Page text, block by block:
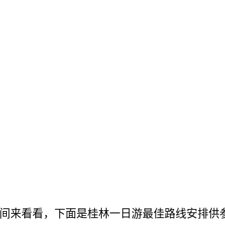
来看看，下面是桂林一日游最佳路线安排供